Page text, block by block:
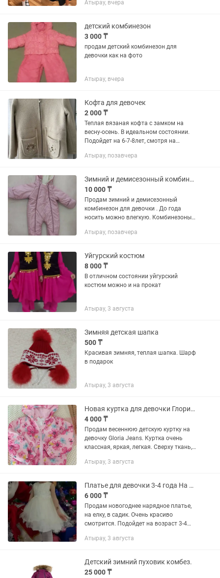
тг.
Атырау, вчера
детский комбинезон
3 000 ₸
продам детский комбинезон для
девочки как на фото
Атырау, вчера
Кофта для девочек
2 000 ₸
Теплая вязаная кофта с замком на
весну-осень. В идеальном состоянии.
Подойдет на 6-7-8лет, смотря на
Атырау, позавчера
Зимний и демисезонный комбинезон для девочки
10 000 ₸
Продам зимний и демисезонный
комбинезон для девочки . До года
носить можно влегкую. Комбинезоны в
комбинезон отдам за 10000 тг. Зимний
Атырау, позавчера
Уйгурский костюм
8 000 ₸
В отличном состоянии уйгурский
костюм можно и на прокат
Атырау, 3 августа
Зимняя детская шапка
500 ₸
Красивая зимняя, теплая шапка. Шарф
в подарок
Атырау, 3 августа
Новая куртка для девочки Глория Джинс
4 000 ₸
Продам весеннюю детскую куртку на
девочку Gloria Jeans. Куртка очень
классная, яркая, легкая. Сверху ткань,
см. Цена 4000 тг. Новая. Забирать с
Атырау, 3 августа
Платье для девочки 3-4 года На елку
6 000 ₸
Продам новогоднее нарядное платье,
на елку, в садик. Очень красиво
смотрится. Подойдет на возраст 3-4
Санатория.
Атырау, 3 августа
Детский зимний пуховик комбез.
25 000 ₸